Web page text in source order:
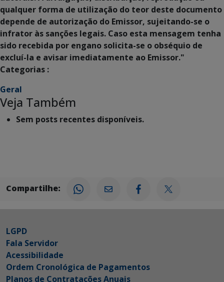
qualquer forma de utilização do teor deste documento
depende de autorização do Emissor, sujeitando-se o
infrator às sanções legais. Caso esta mensagem tenha
sido recebida por engano solicita-se o obséquio de
excluí-la e avisar imediatamente ao Emissor."
Categorias :
Geral
Veja Também
Sem posts recentes disponíveis.
Compartilhe:
LGPD
Fala Servidor
Acessibilidade
Ordem Cronológica de Pagamentos
Planos de Contratações Anuais